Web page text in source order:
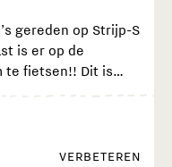
gereden op Strijp-S
is er op de
te fietsen!! Dit is
bikes, fietsers
blok 61 op de
Ik en veel
VERBETEREN